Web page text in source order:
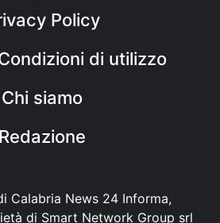
Policy
di utilizzo
Chi siamo
Redazione
Calabria News 24 Informa,
di Smart Network Group srl